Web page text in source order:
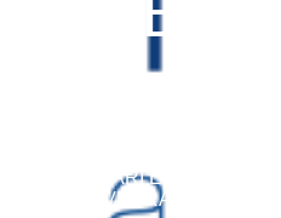
CHE
FX RISK
SCENARI ECONOMICI:
CHE VERRA’